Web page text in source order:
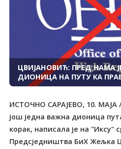
ЦВИЈАНОВИЋ: ПРЕД НАМА
ДИОНИЦА НА ПУТУ КА
ИСТОЧНО САРАЈЕВО, 10. МАЈА
још једна важна дионица
корак, написала је на "Иксу"
Предсједништва БиХ Жељка